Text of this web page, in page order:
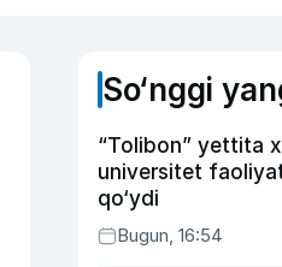
So‘nggi
“Tolibon” yettita
universitet
qo‘ydi
Bugun, 16:54